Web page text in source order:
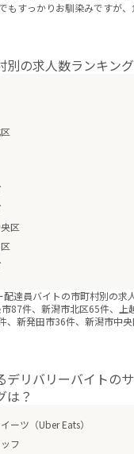
もすっかりお馴染みですが
までサービスが提供されてい
しいデリバリー配達員バイ
てみてください。
別の求人数ランキン
区
達員バイトの市町村別の求
87件、新潟市北区65件、上
、新発田市36件、新潟市中
件となります。そのほかデ
ビスの配達員登録は、サー
ことも多いため、興味のあ
デリバリーバイトの
は？
ーツ（Uber Eats）
フ